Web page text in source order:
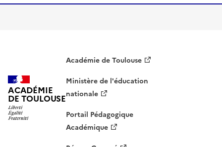
ACADÉMIE
DE TOULOUSE
Académie de Toulouse
Ministère de l'éducation
nationale
Portail Pédagogique
Académique